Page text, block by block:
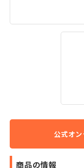
商品の情報